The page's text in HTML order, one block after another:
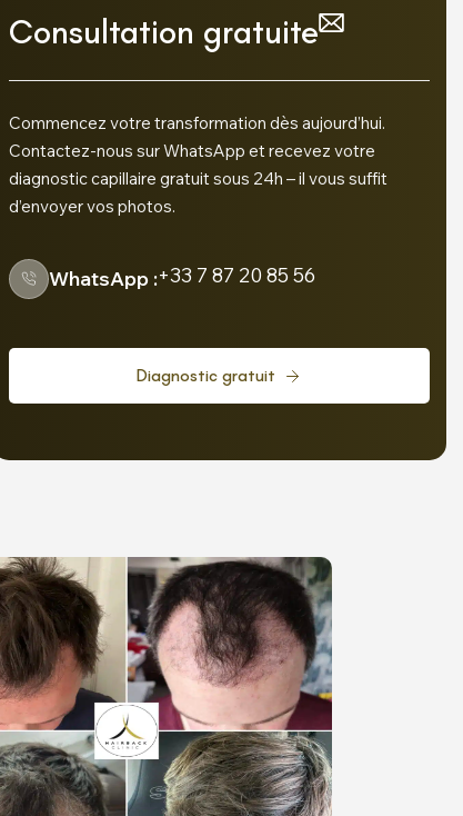
Consultation gratuite
Commencez votre transformation dès aujourd’hui.
Contactez-nous sur WhatsApp et recevez votre
diagnostic capillaire gratuit sous 24h – il vous suffit
d’envoyer vos photos.
WhatsApp :+33 7 87 20 85 56